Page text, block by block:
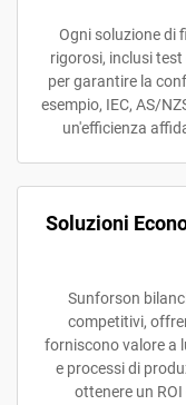
Ogni soluzione di
rigorosi, inclusi
per garantire la
esempio, IEC, AS/
un'efficienza
Soluzioni
Sunforson
competitivi,
forniscono valore a
e processi di
ottenere un